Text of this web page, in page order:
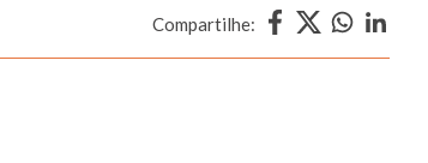
Compartilhe: